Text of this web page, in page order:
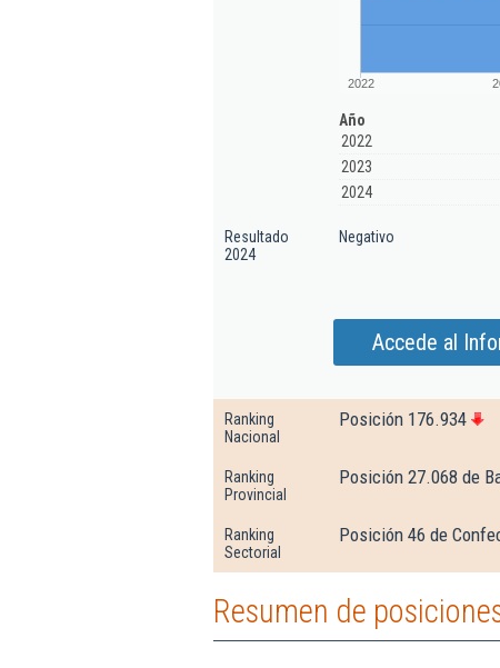
2022
Año
2022
2023
2024
Resultado
2024
Negativo
Accede al
Ranking
Nacional
Posición 176.934
Ranking
Provincial
Posición 27.068 de
Ranking
Sectorial
Posición 46 de
Resumen de